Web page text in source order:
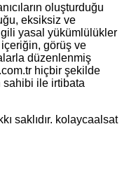
oluşturduğu
eksiksiz ve
yasal yükümlülükler
içeriğin, görüş ve
düzenlenmiş
hiçbir şekilde
sahibi ile irtibata
saklıdır. kolaycaalsat